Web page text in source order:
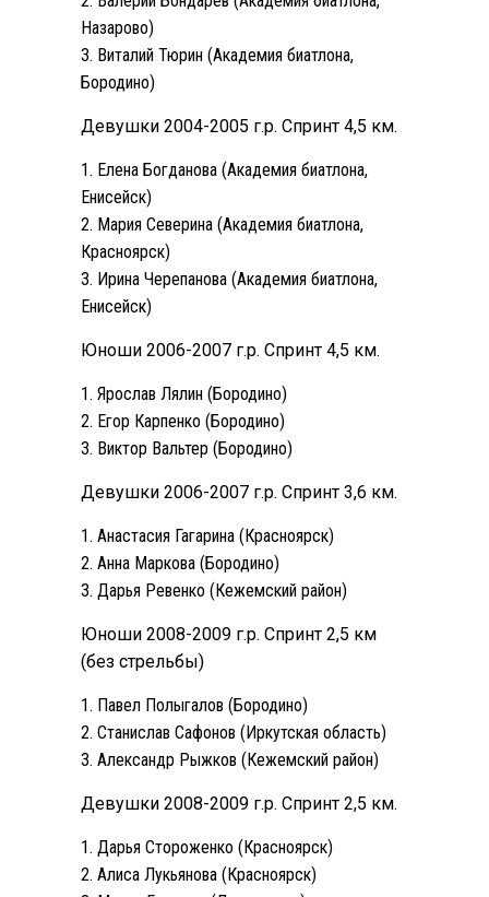
Назарово)
Виталий Тюрин (Академия биатлона,
Бородино)
Девушки 2004-2005 г.р. Спринт 4,5 км.
Елена Богданова (Академия биатлона,
Енисейск)
Мария Северина (Академия биатлона,
Красноярск)
Ирина Черепанова (Академия биатлона,
Енисейск)
Юноши 2006-2007 г.р. Спринт 4,5 км.
Ярослав Лялин (Бородино)
Егор Карпенко (Бородино)
Виктор Вальтер (Бородино)
Девушки 2006-2007 г.р. Спринт 3,6 км.
Анастасия Гагарина (Красноярск)
Анна Маркова (Бородино)
Дарья Ревенко (Кежемский район)
Юноши 2008-2009 г.р. Спринт 2,5 км
(без стрельбы)
Павел Полыгалов (Бородино)
Станислав Сафонов (Иркутская область)
Александр Рыжков (Кежемский район)
Девушки 2008-2009 г.р. Спринт 2,5 км.
Дарья Стороженко (Красноярск)
Алиса Лукьянова (Красноярск)